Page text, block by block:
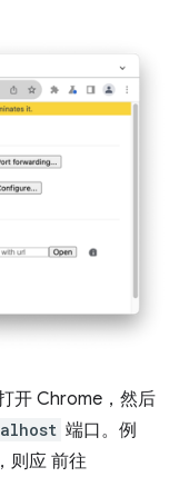
开 Chrome，然后
端口。例
，则应 前往